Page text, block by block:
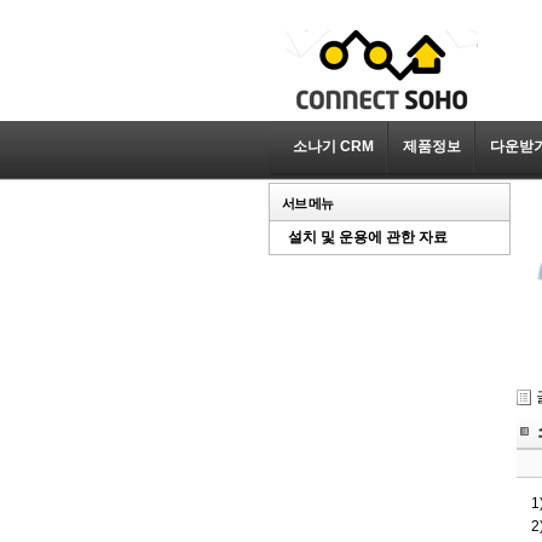
소나기 CRM 제품정보 다운받기
서브 메뉴
설치 및 운용에 관한 자료